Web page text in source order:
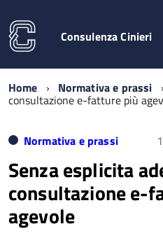
Consulenza Cinieri
Home Normativa e prassi
consultazione e-fatture più
Normativa e prassi
Senza esplicita
consultazione e-
agevole